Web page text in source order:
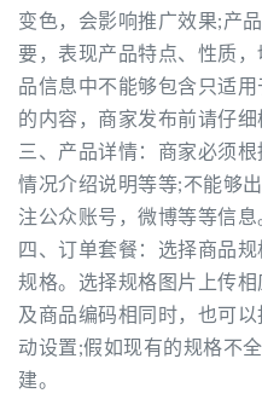
变色，会影响推广效果;产
要，表现产品特点、性质
品信息中不能够包含只适
的内容，商家发布前请仔细
三、产品详情：商家必须
情况介绍说明等等;不能够
注公众账号，微博等等信息
四、订单套餐：选择商品
规格。选择规格图片上传
及商品编码相同时，也可
动设置;假如现有的规格不
建。